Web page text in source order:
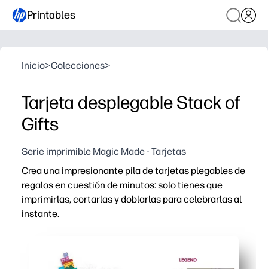
Printables
Inicio>Colecciones>
Tarjeta desplegable Stack of
Gifts
Serie imprimible Magic Made - Tarjetas
Crea una impresionante pila de tarjetas plegables de
regalos en cuestión de minutos: solo tienes que
imprimirlas, cortarlas y doblarlas para celebrarlas al
instante.
Mantienes a los niños interesados con una